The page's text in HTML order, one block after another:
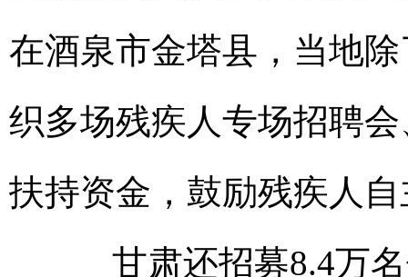
在酒泉市金塔县，当地
织多场残疾人专场招聘
扶持资金，鼓励残疾人
甘肃还招募8.4万名